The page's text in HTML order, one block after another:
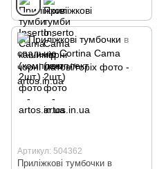
Артикул: 504362
Приліжкові тумбочки в